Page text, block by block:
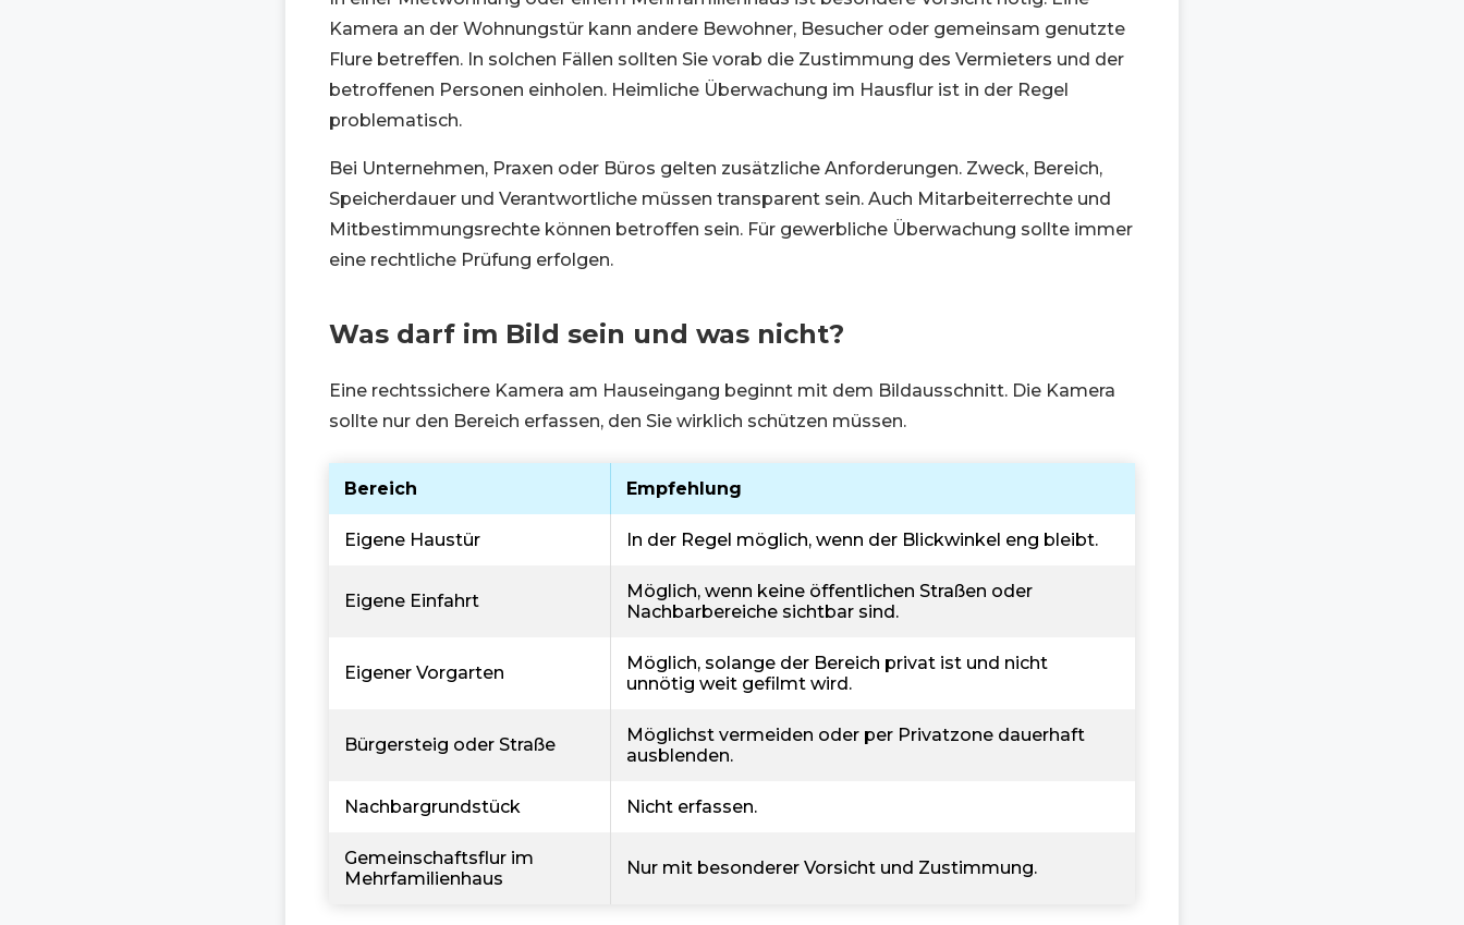
Kamera an der Wohnungstür kann andere Bewohner, Besucher oder gemeinsam genutzte
Flure betreffen. In solchen Fällen sollten Sie vorab die Zustimmung des Vermieters und der
betroffenen Personen einholen. Heimliche Überwachung im Hausflur ist in der Regel
problematisch.
Bei Unternehmen, Praxen oder Büros gelten zusätzliche Anforderungen. Zweck, Bereich,
Speicherdauer und Verantwortliche müssen transparent sein. Auch Mitarbeiterrechte und
Mitbestimmungsrechte können betroffen sein. Für gewerbliche Überwachung sollte immer
eine rechtliche Prüfung erfolgen.
Was darf im Bild sein und was nicht?
Eine rechtssichere Kamera am Hauseingang beginnt mit dem Bildausschnitt. Die Kamera
sollte nur den Bereich erfassen, den Sie wirklich schützen müssen.
Bereich Empfehlung
Eigene Haustür In der Regel möglich, wenn der Blickwinkel eng bleibt.
Eigene Einfahrt
Möglich, wenn keine öffentlichen Straßen oder
Nachbarbereiche sichtbar sind.
Eigener Vorgarten
Möglich, solange der Bereich privat ist und nicht
unnötig weit gefilmt wird.
Bürgersteig oder Straße
Möglichst vermeiden oder per Privatzone dauerhaft
ausblenden.
Nachbargrundstück Nicht erfassen.
Gemeinschaftsflur im
Mehrfamilienhaus
Nur mit besonderer Vorsicht und Zustimmung.